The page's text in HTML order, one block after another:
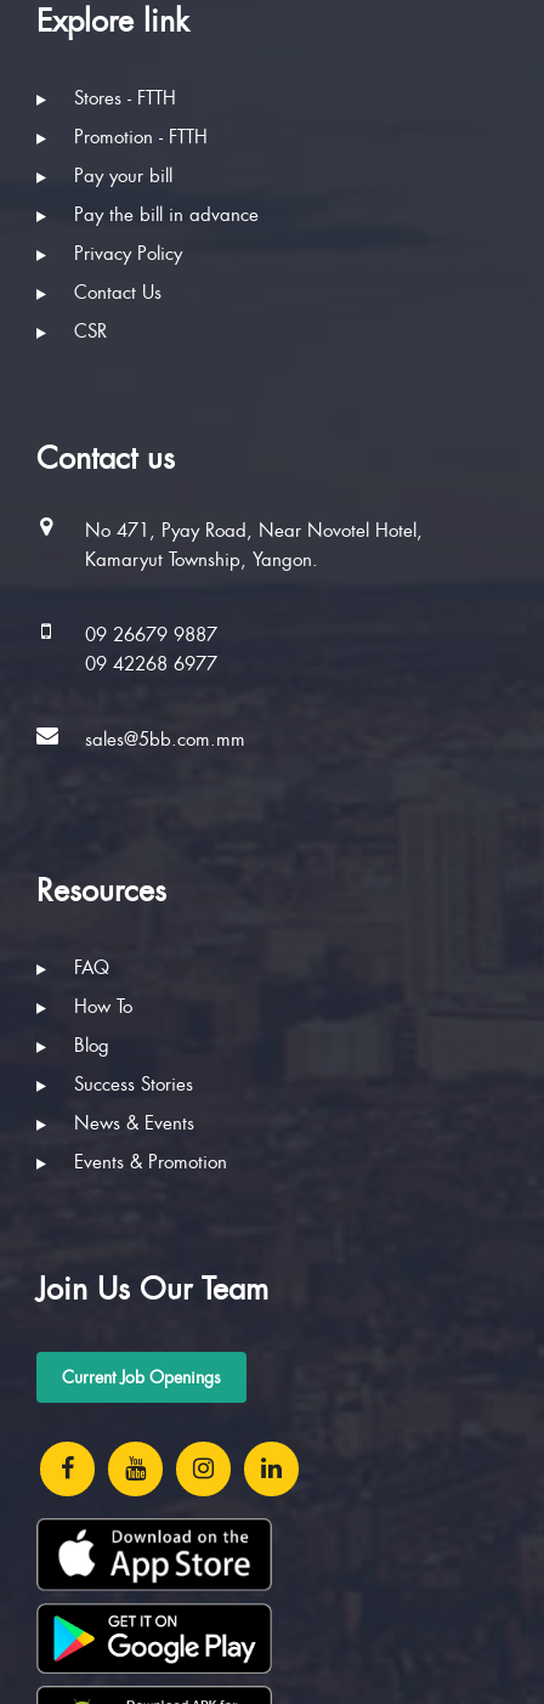
Explore link
Stores - FTTH
Promotion - FTTH
Pay your bill
Pay the bill in advance
Privacy Policy
Contact Us
CSR
Contact us
No 471, Pyay Road, Near Novotel Hotel,
Kamaryut Township, Yangon.
09 26679 9887
09 42268 6977
sales@5bb.com.mm
Resources
FAQ
How To
Blog
Success Stories
News & Events
Events & Promotion
Join Us Our Team
Current Job Openings